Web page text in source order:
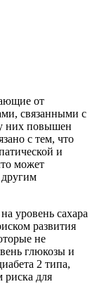
от
связанными с
них повышен
с тем, что
и
может
уровень сахара
развития
не
глюкозы и
2 типа,
риска для